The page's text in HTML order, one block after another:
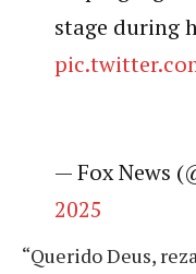
stage during
— Fox News
2025
“Querido Deus,